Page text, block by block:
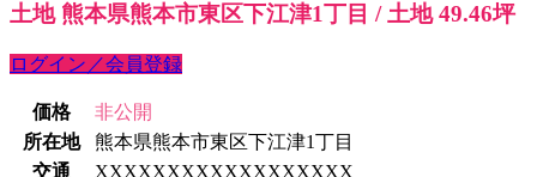
土地 熊本県熊本市東区下江津1丁目 / 土地 49.46坪
ログイン／会員登録
価格
非公開
所在地
熊本県熊本市東区下江津1丁目
交通
XXXXXXXXXXXXXXXXXX